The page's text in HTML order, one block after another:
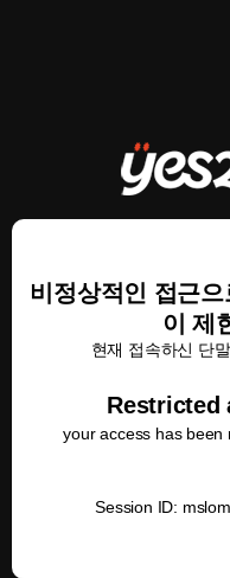
비정상적인 접근
이 제
현재 접속하신 단
Restricted
your access has been
Session ID: